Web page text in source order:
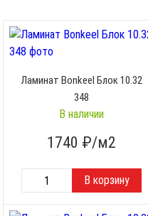
Ламинат Bonkeel Блок 10.32
348
В наличии
1740 ₽/м2